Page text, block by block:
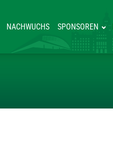
NACHWUCHS SPONSOREN